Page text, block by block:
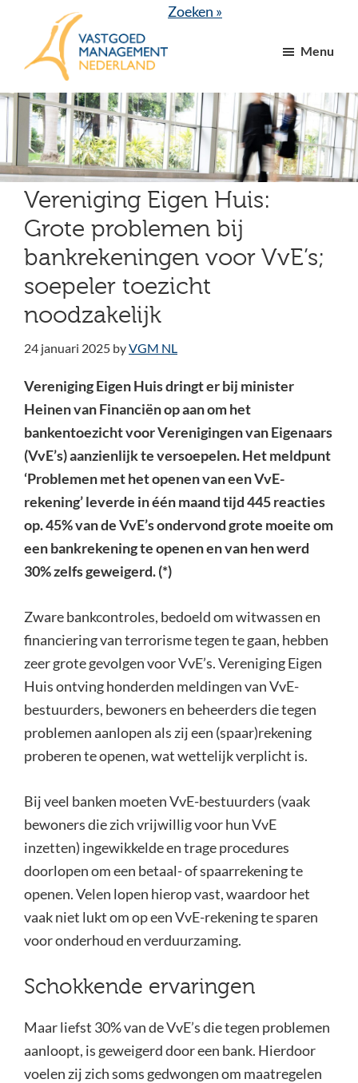
inhoud
VGM
NL
dé
branchevereniging
voor
vastgoed-
en
VvE
managers
Zoeken »
Menu
Vereniging Eigen Huis:
Grote problemen bij
bankrekeningen voor VvE’s;
soepeler toezicht
noodzakelijk
24 januari 2025 byVGM NL
Vereniging Eigen Huis dringt er bij minister
Heinen van Financiën op aan om het
bankentoezicht voor Verenigingen van Eigenaars
(VvE’s) aanzienlijk te versoepelen. Het meldpunt
‘Problemen met het openen van een VvE-
rekening’ leverde in één maand tijd 445 reacties
op. 45% van de VvE’s ondervond grote moeite om
een bankrekening te openen en van hen werd
30% zelfs geweigerd. (*)
Zware bankcontroles, bedoeld om witwassen en
financiering van terrorisme tegen te gaan, hebben
zeer grote gevolgen voor VvE’s. Vereniging Eigen
Huis ontving honderden meldingen van VvE-
bestuurders, bewoners en beheerders die tegen
problemen aanlopen als zij een (spaar)rekening
proberen te openen, wat wettelijk verplicht is.
Bij veel banken moeten VvE-bestuurders (vaak
bewoners die zich vrijwillig voor hun VvE
inzetten) ingewikkelde en trage procedures
doorlopen om een betaal- of spaarrekening te
openen. Velen lopen hierop vast, waardoor het
vaak niet lukt om op een VvE-rekening te sparen
voor onderhoud en verduurzaming.
Schokkende ervaringen
Maar liefst 30% van de VvE’s die tegen problemen
aanloopt, is geweigerd door een bank. Hierdoor
voelen zij zich soms gedwongen om maatregelen